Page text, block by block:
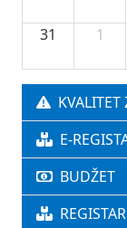
31 1
KVALITET
E-
BUDŽET